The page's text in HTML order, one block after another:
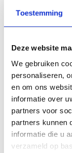
Toestemming
Deze website
We gebruiken
personaliseren,
en om ons
informatie over
partners voor
partners kunnen
informatie die u
verzameld op
Kleding-